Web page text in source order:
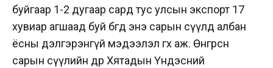
буйгаар 1-2 дугаар сард тус улсын экспорт 17
хувиар агшаад буй бөгөөд энэ сарын сүүлд албан
ёсны дэлгэрэнгүй мэдээлэл өгөх аж. Өнгөрсөн
сарын сүүлийн өдөр Хятадын Үндэсний